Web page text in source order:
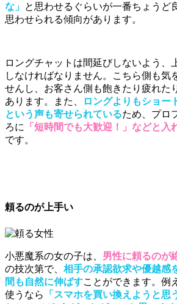
な」 と思わせるぐらいが一番ちょうど
思わせられる傾向があります。
ロングチャットは間延びしないよう、
しなければなりません。こちら側も気
せんし、お客さん側も飽きたり疲れた
あります。また、
ロングよりもショー
という声も寄せられているため、プロ
ろに
「短時間でも大歓迎！」などと入
です。
頼るのが上手い
小悪魔系の女の子は、 男性に頼るのが
の技次第で、 相手の承認欲求や優越感
間も自然に伸ばすことができます。例
使うなら
「スマホを買い換えようと思